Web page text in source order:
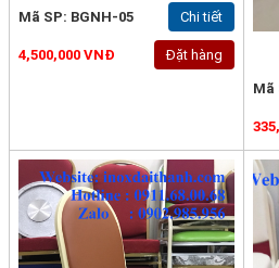
Mã SP: BGNH-05 Chi tiết
4,500,000 VNĐ Đặt hàng
Mã